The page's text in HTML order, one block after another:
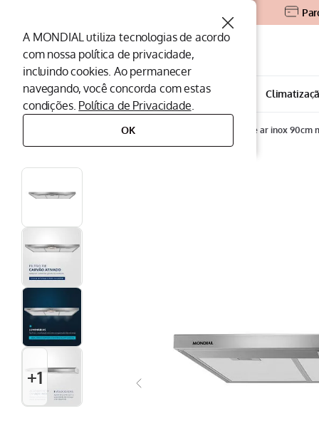
A MONDIAL utiliza tecnologias de acordo
com nossa política de privacidade,
incluindo cookies. Ao permanecer
navegando, você concorda com estas
condições. Política de Privacidade.
OK
O que você procura?
Todos os departamentos Eletroportáteis
eletrodomésticos depurador de ar inox
+1
Termos mais buscados
1º Peças Mondial
Assistencia Tecnica
7
8º Panela Elétrica
9º Aspirador
10ºMultiprocessador